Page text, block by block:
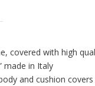
covered with high
made in Italy
and cushion covers